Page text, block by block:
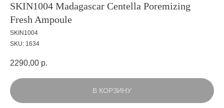
SKIN1004 Madagascar Centella Poremizing
Fresh Ampoule
SKIN1004
SKU: 1634
2290,00 р.
В КОРЗИНУ